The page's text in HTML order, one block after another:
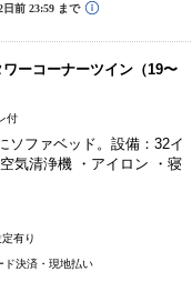
ワーコーナーツイン（19〜
付
ソファベッド。設備：32イ
気清浄機 ・アイロン ・寝
有り
ド決済・現地払い